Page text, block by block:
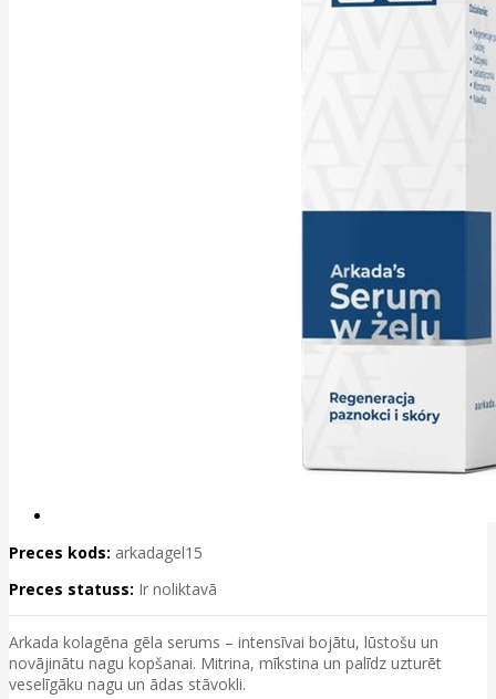
Preces kods: arkadagel15
Preces statuss: Ir noliktavā
Arkada kolagēna gēla serums – intensīvai bojātu, lūstošu un
novājinātu nagu kopšanai. Mitrina, mīkstina un palīdz uzturēt
veselīgāku nagu un ādas stāvokli.